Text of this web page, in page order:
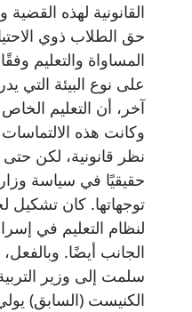
القانونية لهذه
حق الطلاب ذوي
المساواة والتعليم
على نوع البيئة التي
آخر، أن التعليم
وكانت هذه
نظر قانونية، لكن
حقيقيًا في سياسة
توجهاتها. كان تشكيل
لنظام التعليم في
الجانب أيضًا. وبالفعل،
سلمت إلى وزير